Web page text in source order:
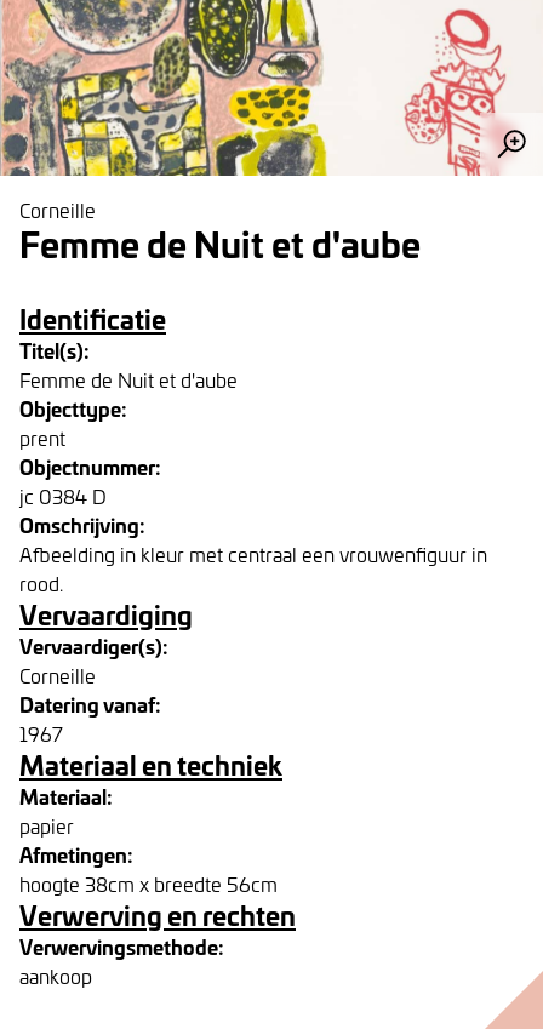
Corneille
Femme de Nuit et d'aube
Identificatie
Titel(s):
Femme de Nuit et d'aube
Objecttype:
prent
Objectnummer:
jc 0384 D
Omschrijving:
Afbeelding in kleur met centraal een vrouwenfiguur in
rood.
Vervaardiging
Vervaardiger(s):
Corneille
Datering vanaf:
1967
Materiaal en techniek
Materiaal:
papier
Afmetingen:
hoogte 38cm x breedte 56cm
Verwerving en rechten
Verwervingsmethode:
aankoop